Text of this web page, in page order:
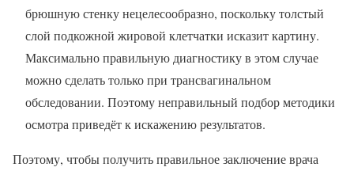
брюшную стенку нецелесообразно, поскольку толстый
слой подкожной жировой клетчатки исказит картину.
Максимально правильную диагностику в этом случае
можно сделать только при трансвагинальном
обследовании. Поэтому неправильный подбор методики
осмотра приведёт к искажению результатов.
Поэтому, чтобы получить правильное заключение врача